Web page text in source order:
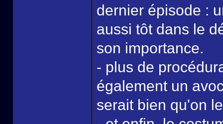
dernier épisode :
aussi tôt dans le
son importance.
- plus de
également un
serait bien qu'on